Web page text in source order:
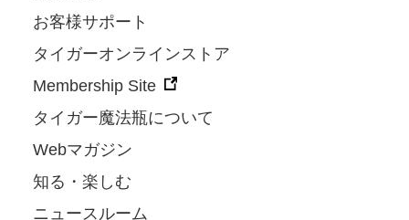
お客様サポート
タイガーオンラインストア
Membership Site
タイガー魔法瓶について
Webマガジン
知る・楽しむ
ニュースルーム